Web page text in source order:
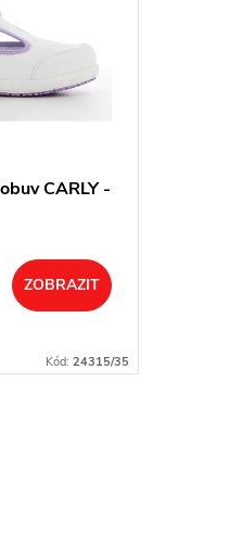
CARLY -
ZOBRAZIT
Kód: 24315/35